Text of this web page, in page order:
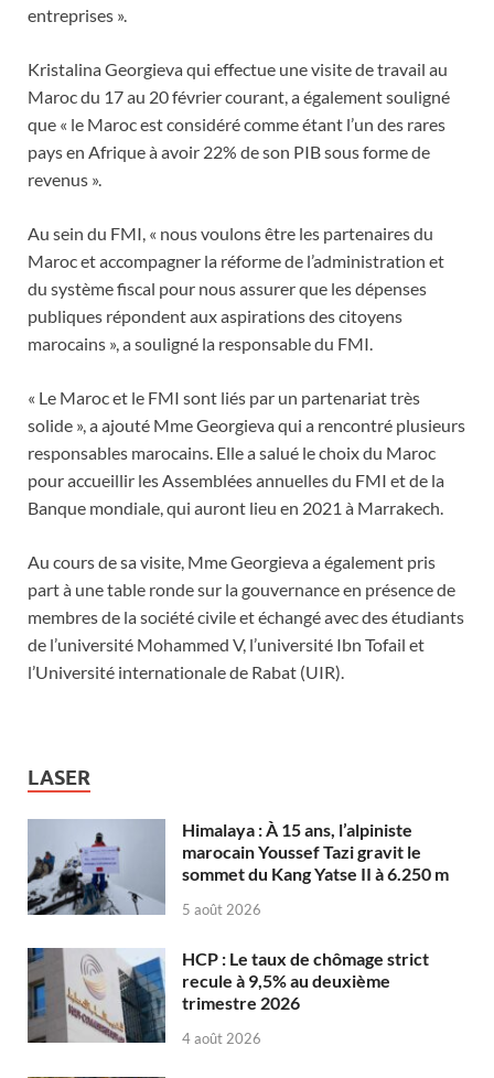
entreprises ».
Kristalina Georgieva qui effectue une visite de travail au
Maroc du 17 au 20 février courant, a également souligné
que « le Maroc est considéré comme étant l’un des rares
pays en Afrique à avoir 22% de son PIB sous forme de
revenus ».
Au sein du FMI, « nous voulons être les partenaires du
Maroc et accompagner la réforme de l’administration et
du système fiscal pour nous assurer que les dépenses
publiques répondent aux aspirations des citoyens
marocains », a souligné la responsable du FMI.
« Le Maroc et le FMI sont liés par un partenariat très
solide », a ajouté Mme Georgieva qui a rencontré plusieurs
responsables marocains. Elle a salué le choix du Maroc
pour accueillir les Assemblées annuelles du FMI et de la
Banque mondiale, qui auront lieu en 2021 à Marrakech.
Au cours de sa visite, Mme Georgieva a également pris
part à une table ronde sur la gouvernance en présence de
membres de la société civile et échangé avec des étudiants
de l’université Mohammed V, l’université Ibn Tofail et
l’Université internationale de Rabat (UIR).
LASER
Himalaya : À 15 ans, l’alpiniste
marocain Youssef Tazi gravit le
sommet du Kang Yatse II à 6.250 m
5 août 2026
HCP : Le taux de chômage strict
recule à 9,5% au deuxième
trimestre 2026
4 août 2026